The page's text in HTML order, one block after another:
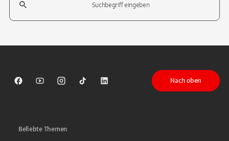
Sparkasse auf Facebook
Sparkasse auf Youtube
Sparkasse auf Instagram
Sparkasse auf TikTok
Sparkasse auf LinkedIn
Nach oben
Beliebte Themen